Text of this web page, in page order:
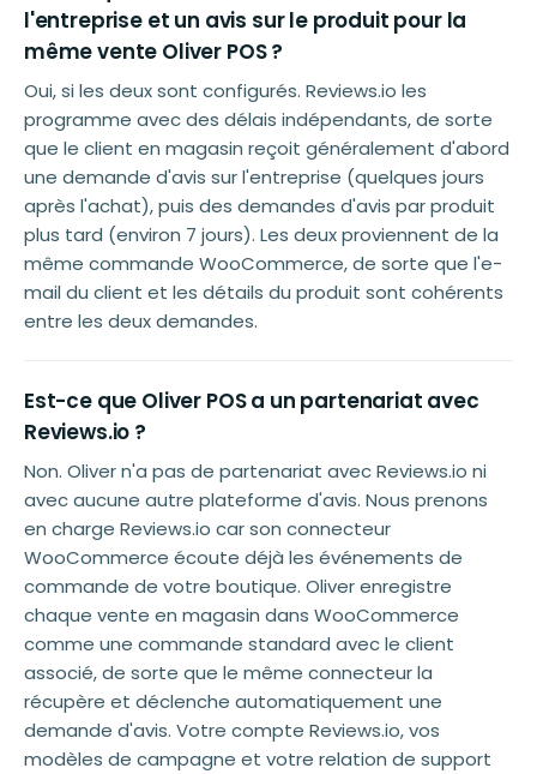
l'entreprise et un avis sur le produit pour la
même vente Oliver POS ?
Oui, si les deux sont configurés. Reviews.io les
programme avec des délais indépendants, de sorte
que le client en magasin reçoit généralement d'abord
une demande d'avis sur l'entreprise (quelques jours
après l'achat), puis des demandes d'avis par produit
plus tard (environ 7 jours). Les deux proviennent de la
même commande WooCommerce, de sorte que l'e-
mail du client et les détails du produit sont cohérents
entre les deux demandes.
Est-ce que Oliver POS a un partenariat avec
Reviews.io ?
Non. Oliver n'a pas de partenariat avec Reviews.io ni
avec aucune autre plateforme d'avis. Nous prenons
en charge Reviews.io car son connecteur
WooCommerce écoute déjà les événements de
commande de votre boutique. Oliver enregistre
chaque vente en magasin dans WooCommerce
comme une commande standard avec le client
associé, de sorte que le même connecteur la
récupère et déclenche automatiquement une
demande d'avis. Votre compte Reviews.io, vos
modèles de campagne et votre relation de support